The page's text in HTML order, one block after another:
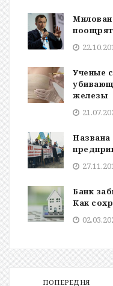
Ученые
железы
Названа
Банк
Как
ПОПЕРЕДНЯ